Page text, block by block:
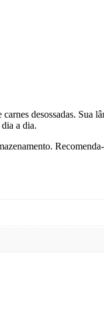
desossadas. Sua
a dia.